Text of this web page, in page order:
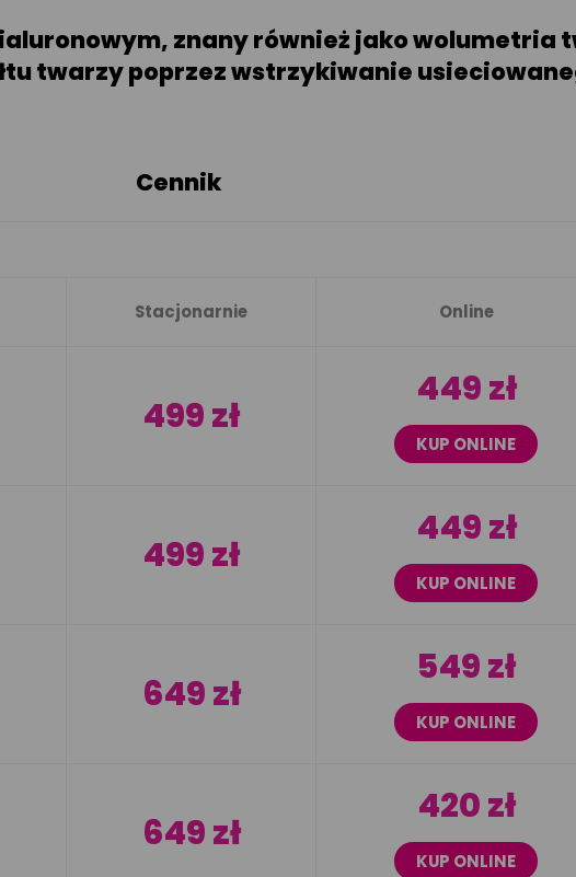
znany również jako wolumetria
twarzy poprzez wstrzykiwanie
Cennik
Stacjonarnie Online
499 zł
449 zł
KUP ONLINE
499 zł
449 zł
KUP ONLINE
649 zł
549 zł
KUP ONLINE
649 zł
420 zł
KUP ONLINE